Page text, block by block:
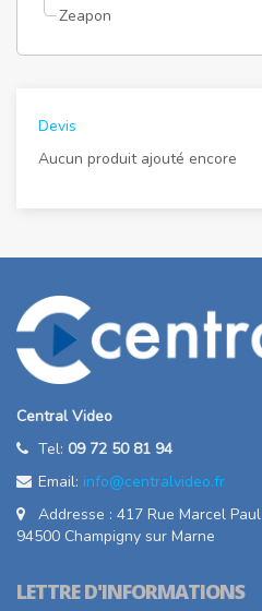
Zeapon
Devis
Aucun produit ajouté encore
Central Video
Tel: 09 72 50 81 94
Email: info@centralvideo.fr
Addresse : 417 Rue Marcel Paul
94500 Champigny sur Marne
LETTRE D'INFORMATIONS